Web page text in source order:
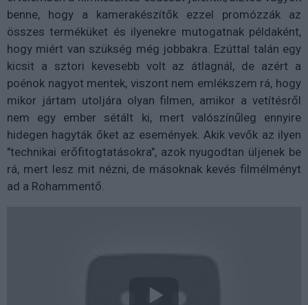
benne, hogy a kamerakészítők ezzel promózzák az
összes terméküket és ilyenekre mutogatnak példaként,
hogy miért van szükség még jobbakra. Ezúttal talán egy
kicsit a sztori kevesebb volt az átlagnál, de azért a
poénok nagyot mentek, viszont nem emlékszem rá, hogy
mikor jártam utoljára olyan filmen, amikor a vetítésről
nem egy ember sétált ki, mert valószínűleg ennyire
hidegen hagyták őket az események. Akik vevők az ilyen
"technikai erőfitogtatásokra", azok nyugodtan üljenek be
rá, mert lesz mit nézni, de másoknak kevés filmélményt
ad a Rohammentő.